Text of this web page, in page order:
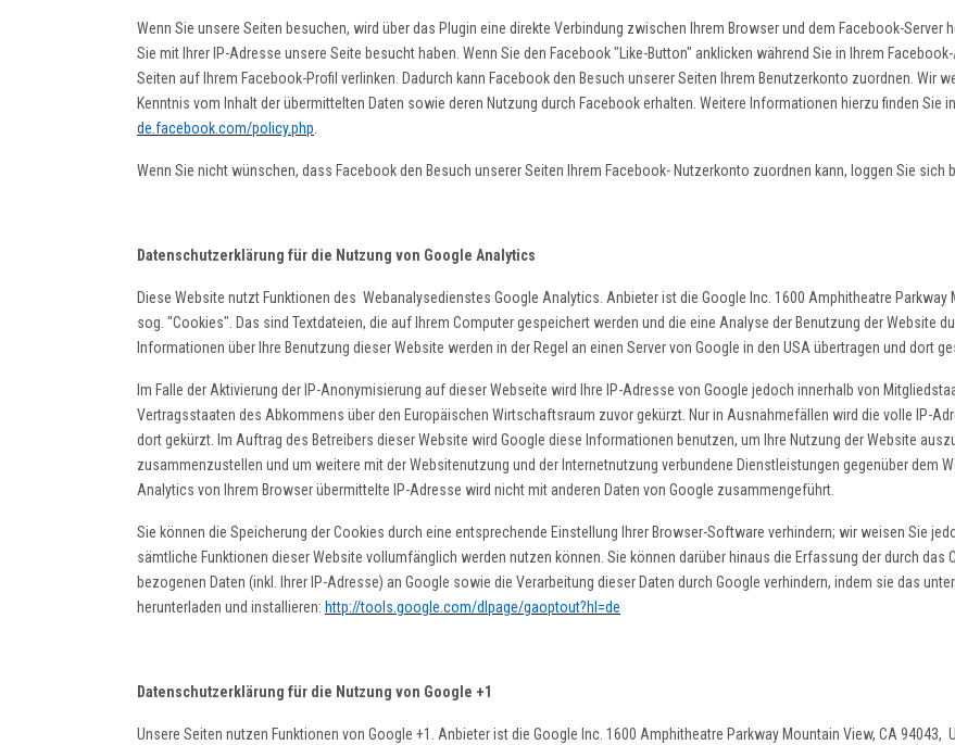
Wenn Sie unsere Seiten besuchen, wird über das Plugin eine direkte Verbindung zwischen Ihrem Browser und dem Facebook-
Sie mit Ihrer IP-Adresse unsere Seite besucht haben. Wenn Sie den Facebook "Like-Button" anklicken während Sie in Ihrem
Seiten auf Ihrem Facebook-Profil verlinken. Dadurch kann Facebook den Besuch unserer Seiten Ihrem Benutzerkonto zuordnen. Wir
Kenntnis vom Inhalt der übermittelten Daten sowie deren Nutzung durch Facebook erhalten. Weitere Informationen hierzu finden Sie
de.facebook.com/policy.php.
Wenn Sie nicht wünschen, dass Facebook den Besuch unserer Seiten Ihrem Facebook- Nutzerkonto zuordnen kann, loggen Sie sich
Datenschutzerklärung für die Nutzung von Google Analytics
Diese Website nutzt Funktionen des Webanalysedienstes Google Analytics. Anbieter ist die Google Inc. 1600 Amphitheatre
sog. "Cookies". Das sind Textdateien, die auf Ihrem Computer gespeichert werden und die eine Analyse der Benutzung der Website
Informationen über Ihre Benutzung dieser Website werden in der Regel an einen Server von Google in den USA übertragen und dort
Im Falle der Aktivierung der IP-Anonymisierung auf dieser Webseite wird Ihre IP-Adresse von Google jedoch innerhalb von
Vertragsstaaten des Abkommens über den Europäischen Wirtschaftsraum zuvor gekürzt. Nur in Ausnahmefällen wird die volle IP-
dort gekürzt. Im Auftrag des Betreibers dieser Website wird Google diese Informationen benutzen, um Ihre Nutzung der Website
zusammenzustellen und um weitere mit der Websitenutzung und der Internetnutzung verbundene Dienstleistungen gegenüber dem
Analytics von Ihrem Browser übermittelte IP-Adresse wird nicht mit anderen Daten von Google zusammengeführt.
Sie können die Speicherung der Cookies durch eine entsprechende Einstellung Ihrer Browser-Software verhindern; wir weisen Sie
sämtliche Funktionen dieser Website vollumfänglich werden nutzen können. Sie können darüber hinaus die Erfassung der durch das
bezogenen Daten (inkl. Ihrer IP-Adresse) an Google sowie die Verarbeitung dieser Daten durch Google verhindern, indem sie das
herunterladen und installieren: http://tools.google.com/dlpage/gaoptout?hl=de
Datenschutzerklärung für die Nutzung von Google +1
Unsere Seiten nutzen Funktionen von Google +1. Anbieter ist die Google Inc. 1600 Amphitheatre Parkway Mountain View, CA 94043,